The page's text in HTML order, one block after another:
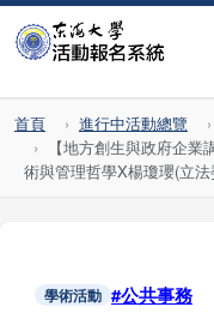
首頁 進行中活動總覽
【地方創生與政府企
術與管理哲學X楊瓊瓔(立
學術活動 #公共事務